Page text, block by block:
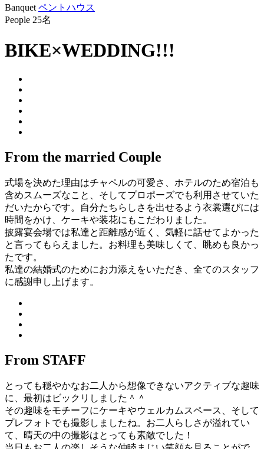
Banquet ペントハウス
People 25名
BIKE×WEDDING!!!
From the married Couple
式場を決めた理由はチャペルの可愛さ、ホテルのため宿泊も
含めスムーズなこと、そしてプロポーズでも利用させていた
だいたからです。自分たちらしさを出せるよう衣裳選びには
時間をかけ、ケーキや装花にもこだわりました。
披露宴会場では私達と距離感が近く、気軽に話せてよかった
と言ってもらえました。お料理も美味しくて、眺めも良かっ
たです。
私達の結婚式のためにお力添えをいただき、全てのスタッフ
に感謝申し上げます。
From STAFF
とっても穏やかなお二人から想像できないアクティブな趣味
に、最初はビックリしました＾＾
その趣味をモチーフにケーキやウェルカムスペース、そして
プレフォトでも撮影しましたね。お二人らしさが溢れてい
て、晴天の中の撮影はとっても素敵でした！